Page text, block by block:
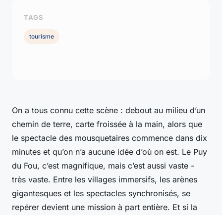
On a tous connu cette scène : debout au milieu d’un
chemin de terre, carte froissée à la main, alors que
le spectacle des mousquetaires commence dans dix
minutes et qu’on n’a aucune idée d’où on est. Le Puy
du Fou, c’est magnifique, mais c’est aussi vaste -
très vaste. Entre les villages immersifs, les arènes
gigantesques et les spectacles synchronisés, se
repérer devient une mission à part entière. Et si la
TAGS
tourisme